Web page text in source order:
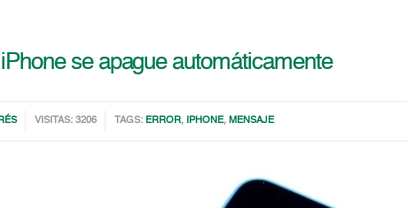
se apague automáticamente
VISITAS: 3206 TAGS: ERROR, IPHONE, MENSAJE